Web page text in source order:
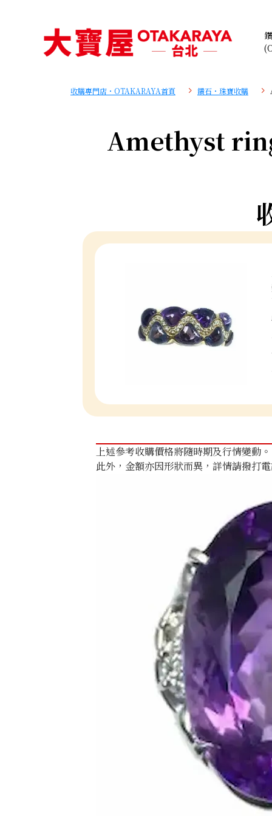
收購專門店・OTAKARAYA首頁 鑽石・珠寶收購
Amethyst
上述參考收購價格將隨時期及行情變動。
此外，金額亦因形狀而異，詳情請撥打